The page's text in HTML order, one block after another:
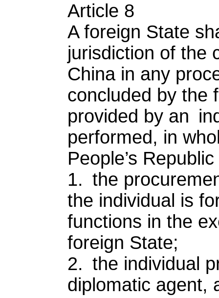
Article 8
A foreign State
jurisdiction of the
China in any
concluded by
provided by an
performed, in
People’s
1. the
the individual is
functions in the
foreign State;
2. the individual
diplomatic agent,